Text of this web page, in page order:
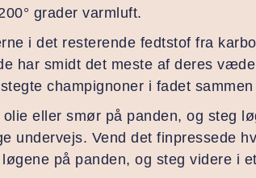
grader varmluft.
i det resterende fedtstof fra
har smidt det meste af deres
champignoner i fadet
eller smør på panden, og steg
undervejs. Vend det finpressede
på panden, og steg videre i